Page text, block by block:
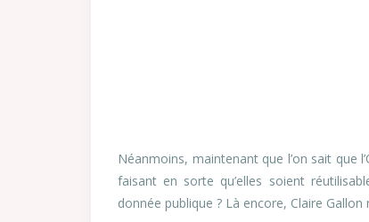
Néanmoins, maintenant que l’on sait que
faisant en sorte qu’elles soient
donnée publique ? Là encore, Claire Gallon